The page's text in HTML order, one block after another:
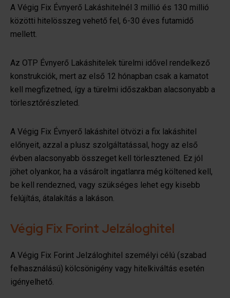
A Végig Fix Évnyerő Lakáshitelnél 3 millió és 130 millió
közötti hitelösszeg vehető fel, 6-30 éves futamidő
mellett.
Az OTP Évnyerő Lakáshitelek türelmi idővel rendelkező
konstrukciók, mert az első 12 hónapban csak a kamatot
kell megfizetned, így a türelmi időszakban alacsonyabb a
törlesztőrészleted.
A Végig Fix Évnyerő lakáshitel ötvözi a fix lakáshitel
előnyeit, azzal a plusz szolgáltatással, hogy az első
évben alacsonyabb összeget kell törlesztened. Ez jól
jöhet olyankor, ha a vásárolt ingatlanra még költened kell,
be kell rendezned, vagy szükséges lehet egy kisebb
felújítás, átalakítás a lakáson.
Végig Fix Forint Jelzáloghitel
A Végig Fix Forint Jelzáloghitel személyi célú (szabad
felhasználású) kölcsönigény vagy hitelkiváltás esetén
igényelhető.